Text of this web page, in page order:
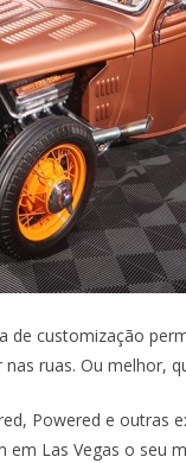
de customização
ruas. Ou melhor,
Powered e outras
em Las Vegas o seu